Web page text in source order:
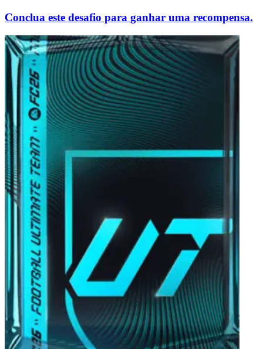
Conclua este desafio para ganhar uma recompensa.